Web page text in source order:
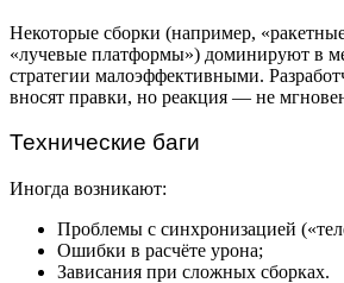
Некоторые сборки (например,
«лучевые платформы») доминируют в
стратегии малоэффективными.
вносят правки, но реакция — не
Технические баги
Иногда возникают:
Проблемы с синхронизацией
Ошибки в расчёте урона;
Зависания при сложных сборках.